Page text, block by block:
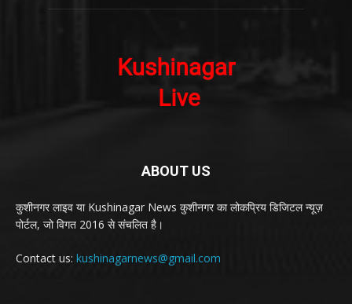
ABOUT US
कुशीनगर लाइव या Kushinagar News कुशीनगर का लोकप्रिय डिजिटल न्यूज़
पोर्टल, जो विगत 2016 से संचलित है।
Contact us: kushinagarnews@gmail.com